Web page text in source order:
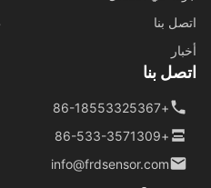
بنا
طلب
بنا
info@frdsensor.com